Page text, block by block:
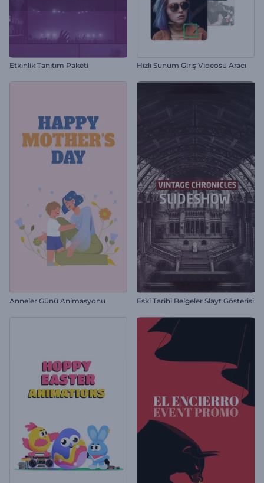
Etkinlik Tanıtım Paketi Hızlı Sunum Giriş Videosu Aracı
Anneler Günü Animasyonu Eski Tarihi Belgeler Slayt Gösterisi